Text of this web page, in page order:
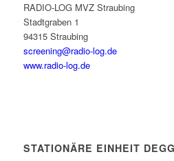
RADIO-LOG MVZ Straubing
Stadtgraben 1
94315 Straubing
screening@radio-log.de
www.radio-log.de
STATIONÄRE EINHEIT